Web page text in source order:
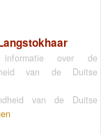
over de
van de Duitse
van de Duitse